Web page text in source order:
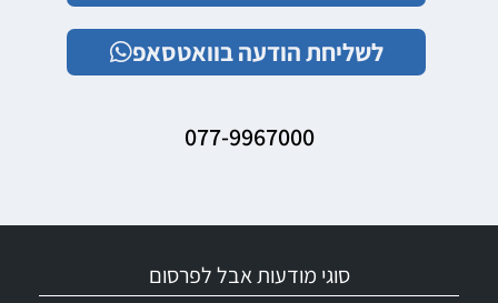
לשליחת הודעה בוואטסאפ
077-9967000
סוגי מודעות אבל לפרסום